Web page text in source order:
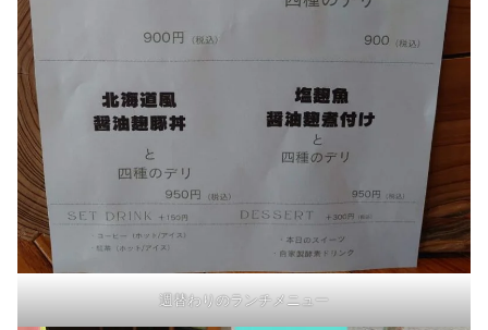
週替わりのランチメニュー